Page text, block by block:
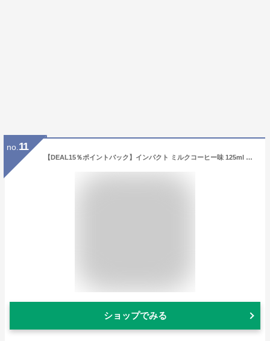
no. 11
【DEAL15％ポイントバック】インパクト ミルクコーヒー味 125ml 12本セット【送料無料】【濃厚流動食 流動食 完全栄養食 TF DHA EPA RNA たんぱく質 タンパク質 核酸 アルギニン 介護食】
ショップでみる